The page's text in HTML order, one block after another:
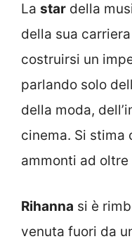
La star della
della sua
costruirsi un
parlando solo
della moda,
cinema. Si stima
ammonti ad
Rihanna si è
venuta fuori da